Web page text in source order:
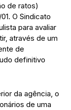
de ratos)
O Sindicato
para avaliar
através de um
de
definitivo
da agência, o
de uma